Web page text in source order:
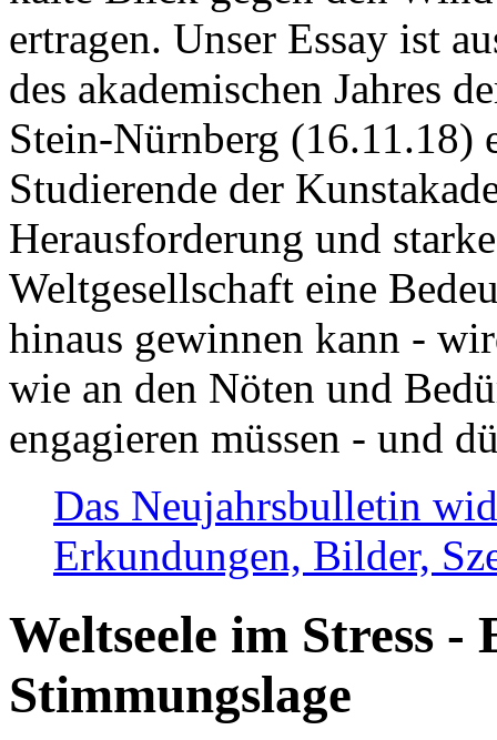
ertragen. Unser Essay ist
des akademischen Jahres
Stein-Nürnberg (16.11.18)
Studierende der
Herausforderung und
Weltgesellschaft eine
hinaus gewinnen kann -
wie an den Nöten und
engagieren müssen - und
Das Neujahrsbulletin
Erkundungen, Bilder,
Weltseele im Stress -
Stimmungslage